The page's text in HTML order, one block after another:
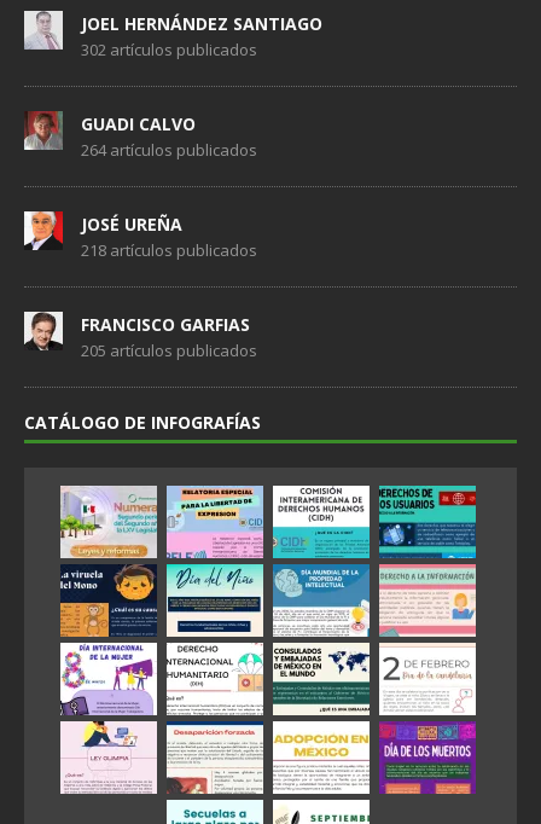
JOEL HERNÁNDEZ SANTIAGO
302 artículos publicados
GUADI CALVO
264 artículos publicados
JOSÉ UREÑA
218 artículos publicados
FRANCISCO GARFIAS
205 artículos publicados
CATÁLOGO DE INFOGRAFÍAS